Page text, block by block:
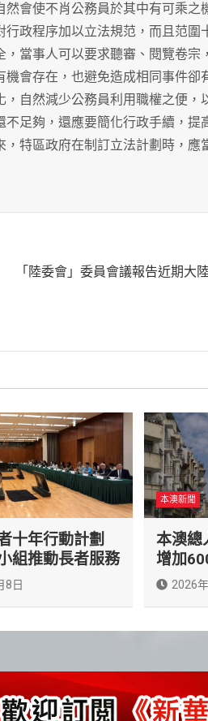
會使不肖公務員於其中有可乘之
政程序加以立法規范，而且范圍
當事人可以要求聽審、閱覽卷宗
會存在，也避免造成相同事件卻
自然減少公務員利用職權之便，
足夠，還應要簡化行政手續，提
特區政府在制訂立法計劃時，應
「陸委會」委員會議報告近期大
十年行動計劃
組推動長者服務
8日
本澳新聞
本澳總
增加
2026